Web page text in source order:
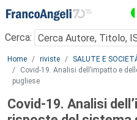
Menu
Cerca:
Main content
Home riviste SALUTE E
Covid-19. Analisi dell’impatto e
pugliese
Covid-19. Analisi